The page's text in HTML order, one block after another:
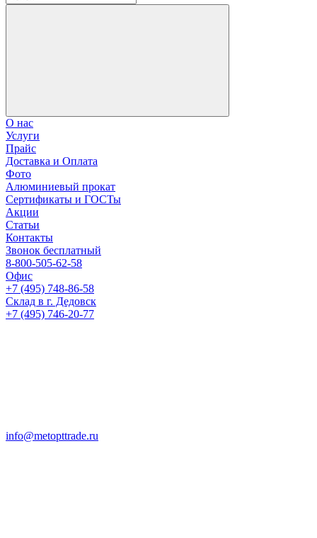
О нас
Услуги
Прайс
Доставка и Оплата
Фото
Алюминиевый прокат
Сертификаты и ГОСТы
Акции
Статьи
Контакты
Звонок бесплатный
8-800-505-62-58
Офис
+7 (495) 748-86-58
Склад в г. Дедовск
+7 (495) 746-20-77
info@metopttrade.ru